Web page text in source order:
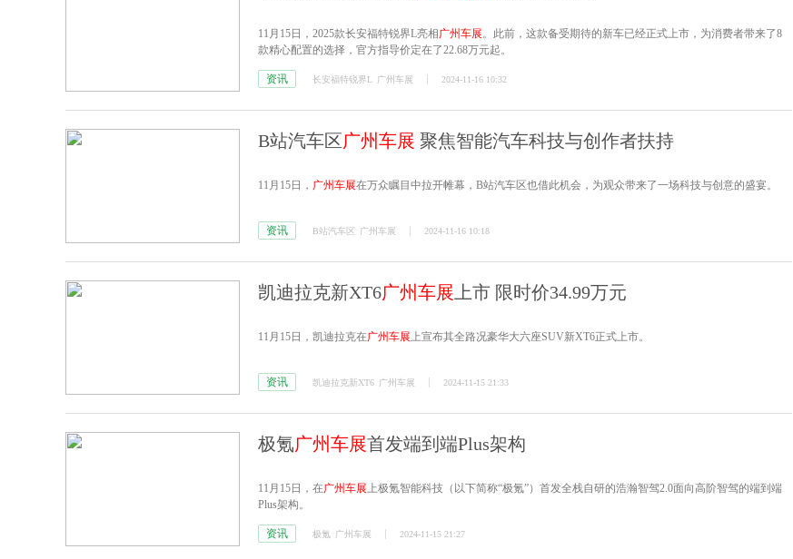
11月15日，2025款长安福特锐界L亮相广州车展。此前，这款备受期待的新车已经正式上市，为消费者带来了8
款精心配置的选择，官方指导价定在了22.68万元起。
资讯 长安福特锐界L 广州车展 2024-11-16 10:32
B站汽车区广州车展 聚焦智能汽车科技与创作者扶持
11月15日， 广州车展在万众瞩目中拉开帷幕，B站汽车区也借此机会，为观众带来了一场科技与创意的盛宴。
资讯 B站汽车区 广州车展 2024-11-16 10:18
凯迪拉克新XT6广州车展 上市 限时价34.99万元
11月15日，凯迪拉克在广州车展上宣布其全路况豪华大六座SUV新XT6正式上市。
资讯 凯迪拉克新XT6 广州车展 2024-11-15 21:33
极氪广州车展首发端到端Plus架构
11月15日，在广州车展上极氪智能科技（以下简称“极氪”）首发全栈自研的浩瀚智驾2.0面向高阶智驾的端到端
Plus架构。
资讯 极氪 广州车展 2024-11-15 21:27